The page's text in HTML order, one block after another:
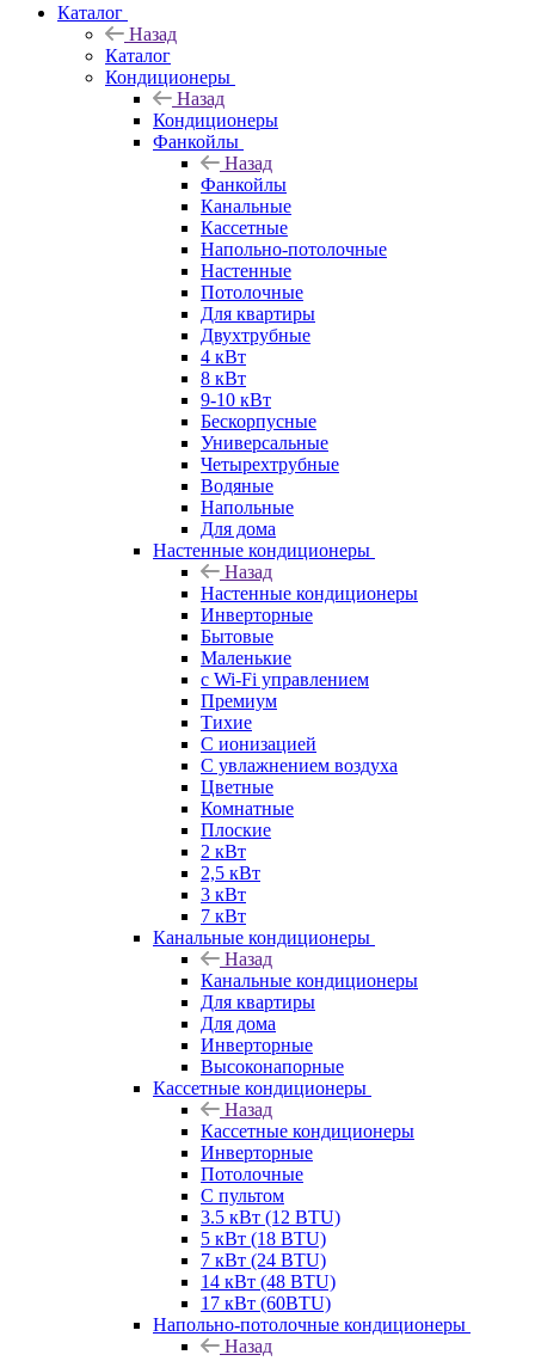
Каталог
Назад
Каталог
Кондиционеры
Назад
Кондиционеры
Фанкойлы
Назад
Фанкойлы
Канальные
Кассетные
Напольно-потолочные
Настенные
Потолочные
Для квартиры
Двухтрубные
4 кВт
8 кВт
9-10 кВт
Бескорпусные
Универсальные
Четырехтрубные
Водяные
Напольные
Для дома
Настенные кондиционеры
Назад
Настенные кондиционеры
Инверторные
Бытовые
Маленькие
с Wi-Fi управлением
Премиум
Тихие
С ионизацией
С увлажнением воздуха
Цветные
Комнатные
Плоские
2 кВт
2,5 кВт
3 кВт
7 кВт
Канальные кондиционеры
Назад
Канальные кондиционеры
Для квартиры
Для дома
Инверторные
Высоконапорные
Кассетные кондиционеры
Назад
Кассетные кондиционеры
Инверторные
Потолочные
С пультом
3.5 кВт (12 BTU)
5 кВт (18 BTU)
7 кВт (24 BTU)
14 кВт (48 BTU)
17 кВт (60BTU)
Напольно-потолочные кондиционеры
Назад